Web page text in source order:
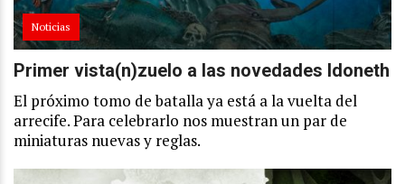
Noticias
Primer vista(n)zuelo a las novedades Idoneth
El próximo tomo de batalla ya está a la vuelta del
arrecife. Para celebrarlo nos muestran un par de
miniaturas nuevas y reglas.